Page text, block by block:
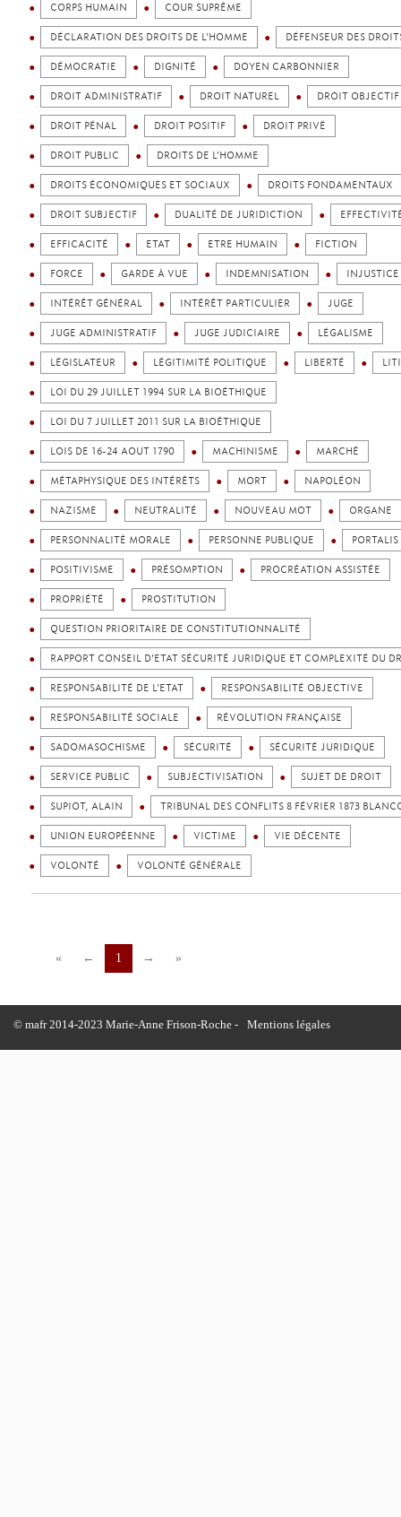
CORPS HUMAIN COUR SUPRÊME
DÉCLARATION DES DROITS DE L’HOMME DÉFENSEUR DES
DÉMOCRATIE DIGNITÉ DOYEN CARBONNIER
DROIT ADMINISTRATIF DROIT NATUREL DROIT OBJECTIF
DROIT PÉNAL DROIT POSITIF DROIT PRIVÉ
DROIT PUBLIC DROITS DE L’HOMME
DROITS ÉCONOMIQUES ET SOCIAUX DROITS FONDAMENTAUX
DROIT SUBJECTIF DUALITÉ DE JURIDICTION
EFFICACITÉ ETAT ETRE HUMAIN FICTION
FORCE GARDE À VUE INDEMNISATION INJUSTICE
INTÉRÊT GÉNÉRAL INTÉRÊT PARTICULIER JUGE
JUGE ADMINISTRATIF JUGE JUDICIAIRE LÉGALISME
LÉGISLATEUR LÉGITIMITÉ POLITIQUE LIBERTÉ
LOI DU 29 JUILLET 1994 SUR LA BIOÉTHIQUE
LOI DU 7 JUILLET 2011 SUR LA BIOÉTHIQUE
LOIS DE 16-24 AOUT 1790 MACHINISME MARCHÉ
MÉTAPHYSIQUE DES INTÉRÊTS MORT NAPOLÉON
NAZISME NEUTRALITÉ NOUVEAU MOT ORGANE
PERSONNALITÉ MORALE PERSONNE PUBLIQUE PORTALIS
POSITIVISME PRÉSOMPTION PROCRÉATION ASSISTÉE
PROPRIÉTÉ PROSTITUTION
QUESTION PRIORITAIRE DE CONSTITUTIONNALITÉ
RAPPORT CONSEIL D’ETAT SÉCURITÉ JURIDIQUE ET COMPLEXITÉ DU
RESPONSABILITÉ DE L’ETAT RESPONSABILITÉ OBJECTIVE
RESPONSABILITÉ SOCIALE RÉVOLUTION FRANÇAISE
SADOMASOCHISME SÉCURITÉ SÉCURITÉ JURIDIQUE
SERVICE PUBLIC SUBJECTIVISATION SUJET DE DROIT
SUPIOT, ALAIN TRIBUNAL DES CONFLITS 8 FÉVRIER 1873
UNION EUROPÉENNE VICTIME VIE DÉCENTE
VOLONTÉ VOLONTÉ GÉNÉRALE
« ← 1 → »
© mafr 2014-2023 Marie-Anne Frison-Roche - Mentions légales